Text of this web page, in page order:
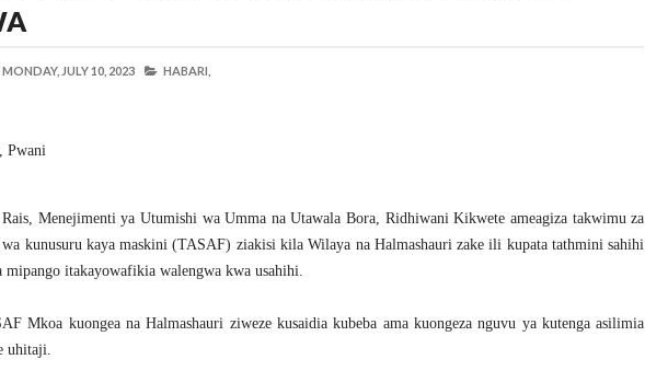
MONDAY, JULY 10, 2023 HABARI,
Pwani
Menejimenti ya Utumishi wa Umma na Utawala Bora, Ridhiwani Kikwete ameagiza takwimu za
kunusuru kaya maskini (TASAF) ziakisi kila Wilaya na Halmashauri zake ili kupata tathmini sahihi
mipango itakayowafikia walengwa kwa usahihi.
Mkoa kuongea na Halmashauri ziweze kusaidia kubeba ama kuongeza nguvu ya kutenga asilimia
uhitaji.